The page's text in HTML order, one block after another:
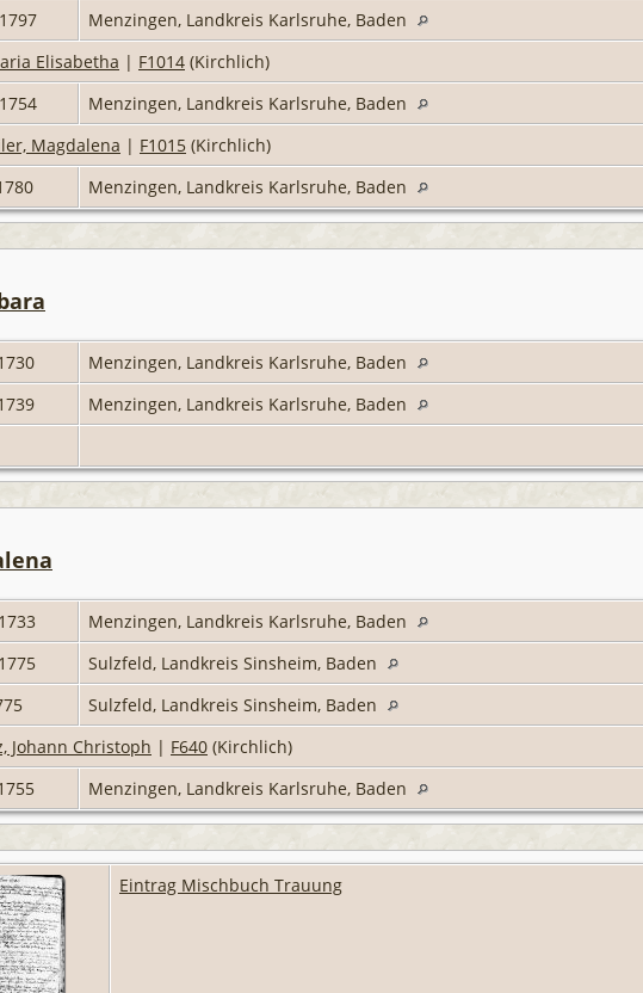
Menzingen, Landkreis Karlsruhe, Baden
Elisabetha | F1014 (Kirchlich)
Menzingen, Landkreis Karlsruhe, Baden
Magdalena | F1015 (Kirchlich)
Menzingen, Landkreis Karlsruhe, Baden
Menzingen, Landkreis Karlsruhe, Baden
Menzingen, Landkreis Karlsruhe, Baden
Menzingen, Landkreis Karlsruhe, Baden
Sulzfeld, Landkreis Sinsheim, Baden
Sulzfeld, Landkreis Sinsheim, Baden
Johann Christoph | F640 (Kirchlich)
Menzingen, Landkreis Karlsruhe, Baden
Eintrag Mischbuch Trauung